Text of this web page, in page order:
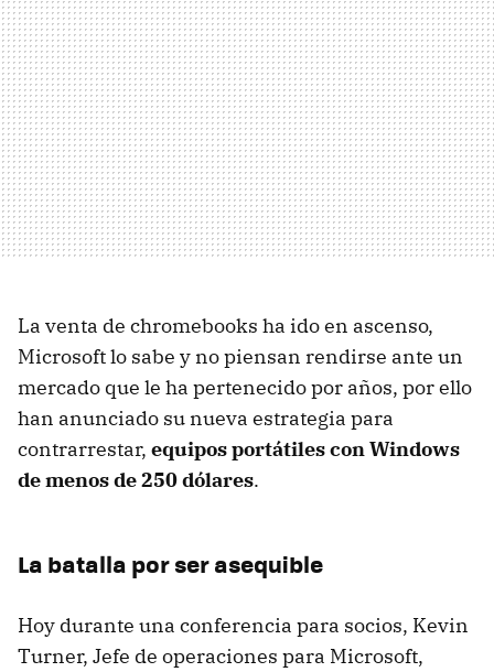
La venta de chromebooks ha ido en ascenso,
Microsoft lo sabe y no piensan rendirse ante un
mercado que le ha pertenecido por años, por ello
han anunciado su nueva estrategia para
contrarrestar, equipos portátiles con Windows
de menos de 250 dólares.
La batalla por ser asequible
Hoy durante una conferencia para socios, Kevin
Turner, Jefe de operaciones para Microsoft,